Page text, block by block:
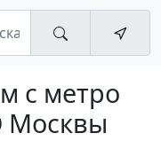
с метро
Москвы